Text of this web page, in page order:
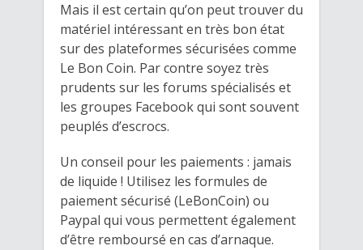
Mais il est certain qu’on peut trouver du
matériel intéressant en très bon état
sur des plateformes sécurisées comme
Le Bon Coin. Par contre soyez très
prudents sur les forums spécialisés et
les groupes Facebook qui sont souvent
peuplés d’escrocs.
Un conseil pour les paiements : jamais
de liquide ! Utilisez les formules de
paiement sécurisé (LeBonCoin) ou
Paypal qui vous permettent également
d’être remboursé en cas d’arnaque.